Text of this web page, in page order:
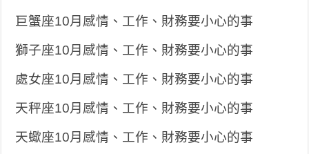
巨蟹座10月感情、工作、財務要小心的事
獅子座10月感情、工作、財務要小心的事
處女座10月感情、工作、財務要小心的事
天秤座10月感情、工作、財務要小心的事
天蠍座10月感情、工作、財務要小心的事